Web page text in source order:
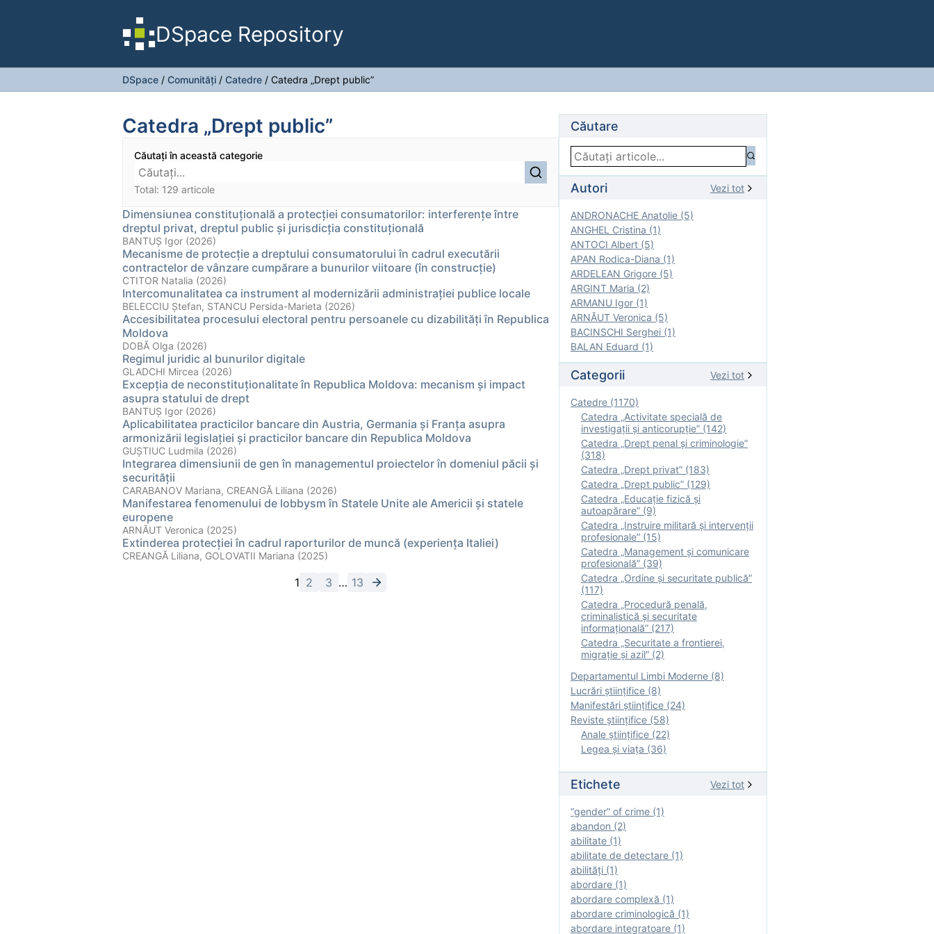
DSpace Repository
DSpace / Comunități / Catedre / Catedra „Drept public”
Catedra „Drept public”
Căutați în această categorie
Total: 129 articole
Dimensiunea constituțională a protecției consumatorilor: interferențe între
dreptul privat, dreptul public și jurisdicția constituțională
BANTUŞ Igor (2026)
Mecanisme de protecție a dreptului consumatorului în cadrul executării
contractelor de vânzare cumpărare a bunurilor viitoare (în construcție)
CTITOR Natalia (2026)
Intercomunalitatea ca instrument al modernizării administrației publice locale
BELECCIU Ștefan, STANCU Persida-Marieta (2026)
Accesibilitatea procesului electoral pentru persoanele cu dizabilităţi în Republica
Moldova
DOBĂ Olga (2026)
Regimul juridic al bunurilor digitale
GLADCHI Mircea (2026)
Excepția de neconstituționalitate în Republica Moldova: mecanism și impact
asupra statului de drept
BANTUŞ Igor (2026)
Aplicabilitatea practicilor bancare din Austria, Germania și Franța asupra
armonizării legislației și practicilor bancare din Republica Moldova
GUȘTIUC Ludmila (2026)
Integrarea dimensiunii de gen în managementul proiectelor în domeniul păcii și
securității
CARABANOV Mariana, CREANGĂ Liliana (2026)
Manifestarea fenomenului de lobbysm în Statele Unite ale Americii și statele
europene
ARNĂUT Veronica (2025)
Extinderea protecției în cadrul raporturilor de muncă (experiența Italiei)
CREANGĂ Liliana, GOLOVATII Mariana (2025)
1 2 3 … 13
Căutare
Autori Vezi tot
ANDRONACHE Anatolie (5)
ANGHEL Cristina (1)
ANTOCI Albert (5)
APAN Rodica-Diana (1)
ARDELEAN Grigore (5)
ARGINT Maria (2)
ARMANU Igor (1)
ARNĂUT Veronica (5)
BACINSCHI Serghei (1)
BALAN Eduard (1)
Categorii Vezi tot
Catedre (1170)
Catedra „Activitate specială de
investigaţii şi anticorupție” (142)
Catedra „Drept penal și criminologie”
(318)
Catedra „Drept privat” (183)
Catedra „Drept public” (129)
Catedra „Educație fizică şi
autoapărare” (9)
Catedra „Instruire militară şi intervenţii
profesionale” (15)
Catedra „Management și comunicare
profesională” (39)
Catedra „Ordine și securitate publică”
(117)
Catedra „Procedură penală,
criminalistică și securitate
informațională” (217)
Catedra „Securitate a frontierei,
migrație și azil” (2)
Departamentul Limbi Moderne (8)
Lucrări științifice (8)
Manifestări ştiinţifice (24)
Reviste ştiinţifice (58)
Anale ştiinţifice (22)
Legea şi viaţa (36)
Etichete Vezi tot
“gender” of crime (1)
abandon (2)
abilitate (1)
abilitate de detectare (1)
abilităţi (1)
abordare (1)
abordare complexă (1)
abordare criminologică (1)
abordare integratoare (1)